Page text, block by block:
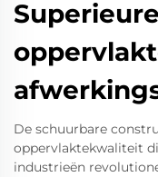
Superieure
De schuurbare
oppervlaktekwaliteit
industrieën